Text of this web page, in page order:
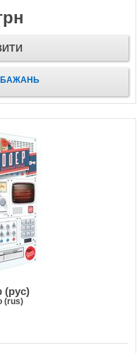
БАЖАНЬ
(рус)
(rus)